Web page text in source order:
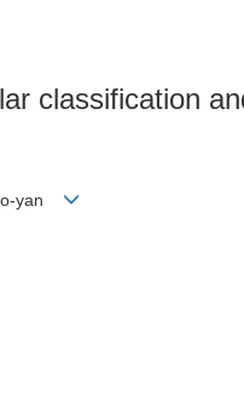
classification
yan